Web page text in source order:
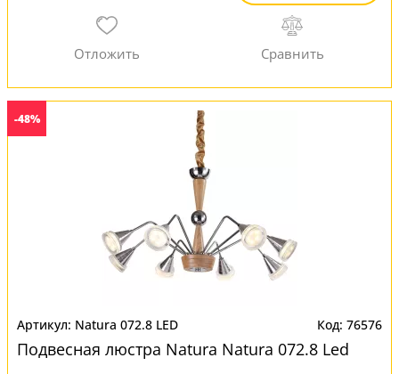
-48%
Natura 072.8 LED 76576
Подвесная люстра Natura Natura 072.8 Led